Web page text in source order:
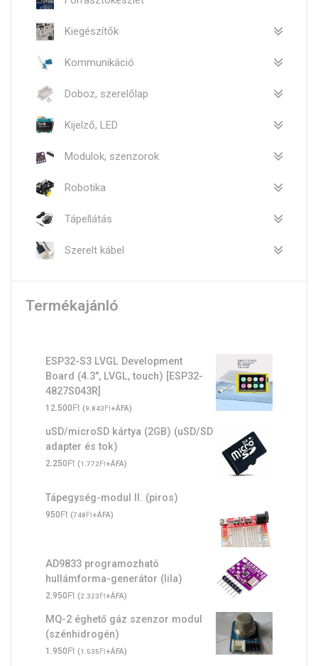
Kiegészítők
Kommunikáció
Doboz, szerelőlap
Kijelző, LED
Modulok, szenzorok
Robotika
Tápellátás
Szerelt kábel
Termékajánló
ESP32-S3 LVGL Development
Board (4.3", LVGL, touch) [ESP32-
4827S043R]
12.500Ft (9.843Ft+ÁFA)
uSD/microSD kártya (2GB) (uSD/SD
adapter és tok)
2.250Ft (1.772Ft+ÁFA)
Tápegység-modul II. (piros)
950Ft (748Ft+ÁFA)
AD9833 programozható
hullámforma-generátor (lila)
2.950Ft (2.323Ft+ÁFA)
MQ-2 éghető gáz szenzor modul
(szénhidrogén)
1.950Ft (1.535Ft+ÁFA)